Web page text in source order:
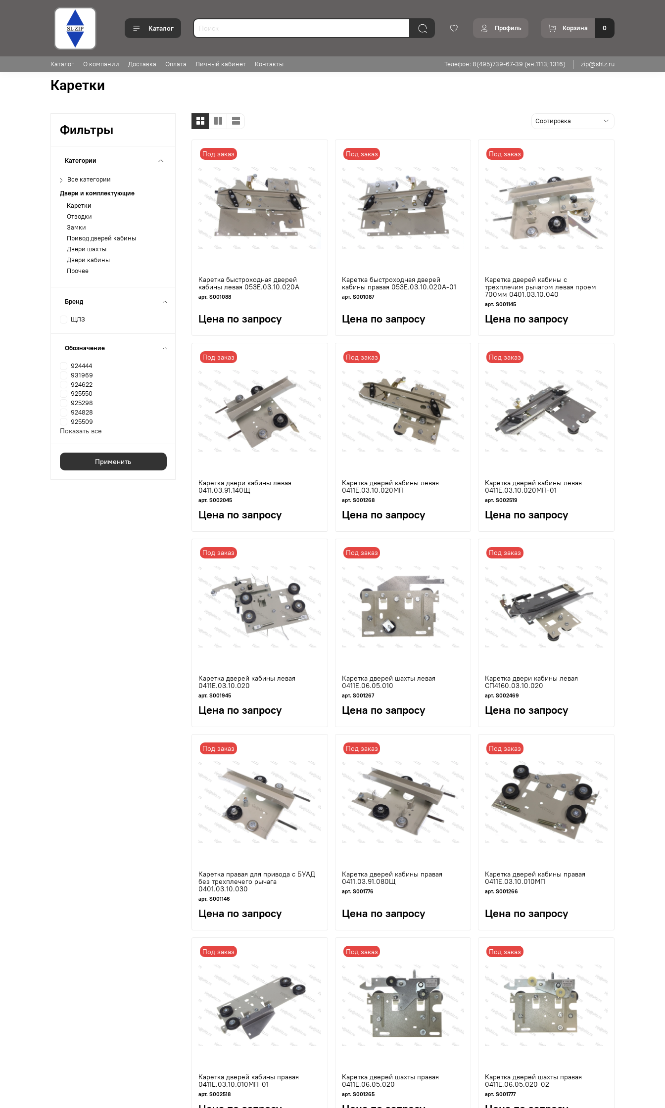
Каталог Профиль Корзина 0
Каталог О компании Доставка Оплата Личный кабинет Контакты Телефон: 8(495)739-67-39 (вн.1113; 1316) zip@shlz.ru
Каретки
Под заказ
Каретка быстроходная дверей
кабины левая 053Е.03.10.020А
арт. S001088
Цена по запросу
Под заказ
Каретка быстроходная дверей
кабины правая 053Е.03.10.020А-01
арт. S001087
Цена по запросу
Под заказ
Каретка дверей кабины с
трехплечим рычагом левая проем
700мм 0401.03.10.040
арт. S001145
Цена по запросу
Под заказ
Каретка двери кабины левая
0411.03.91.140Щ
арт. S002045
Цена по запросу
Под заказ
Каретка дверей кабины левая
0411Е.03.10.020МП
арт. S001268
Цена по запросу
Под заказ
Каретка дверей кабины левая
0411Е.03.10.020МП-01
арт. S002519
Цена по запросу
Под заказ
Каретка дверей кабины левая
0411Е.03.10.020
арт. S001945
Цена по запросу
Под заказ
Каретка дверей шахты левая
0411Е.06.05.010
арт. S001267
Цена по запросу
Под заказ
Каретка двери кабины левая
СП4160.03.10.020
арт. S002469
Цена по запросу
Под заказ
Каретка правая для привода с БУАД
без трехплечего рычага
0401.03.10.030
арт. S001146
Цена по запросу
Под заказ
Каретка дверей кабины правая
0411.03.91.080Щ
арт. S001776
Цена по запросу
Под заказ
Каретка дверей кабины правая
0411Е.03.10.010МП
арт. S001266
Цена по запросу
Под заказ
Каретка дверей кабины правая
0411Е.03.10.010МП-01
арт. S002518
Под заказ
Каретка дверей шахты правая
0411Е.06.05.020
арт. S001265
Под заказ
Каретка дверей шахты правая
0411Е.06.05.020-02
арт. S001777
Фильтры
Категории
Все категории
Двери и комплектующие
Каретки
Отводки
Замки
Привод дверей кабины
Двери шахты
Двери кабины
Прочее
Бренд
ЩЛЗ
Обозначение
924444
931969
924622
925550
925298
924828
925509
Показать все
Применить